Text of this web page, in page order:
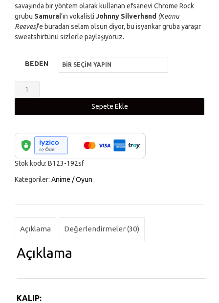
savaşında bir yöntem olarak kullanan efsanevi Chrome Rock
grubu Samurai‘ın vokalisti Johnny Silverhand (Keanu
Reeves)‘e buradan selam olsun diyor, bu isyankar gruba yaraşır
sweatshirtünü sizlerle paylaşıyoruz.
BEDEN
Cyberpunk
2077
Fermuarlı
Siyah
Kapşonlu
Sweatshirt
adet
Sepete Ekle
Stok kodu: B123-192sf
Kategoriler: Anime / Oyun
Açıklama Değerlendirmeler (30)
Açıklama
KALIP: